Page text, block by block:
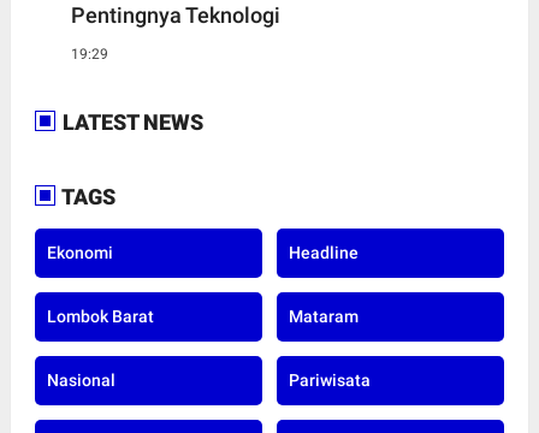
Pentingnya Teknologi
19:29
LATEST NEWS
TAGS
Ekonomi Headline
Lombok Barat Mataram
Nasional Pariwisata